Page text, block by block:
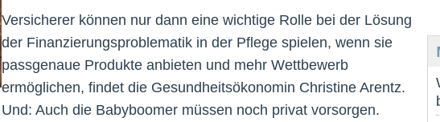
Versicherer können nur dann eine wichtige Rolle bei der Lösung
der Finanzierungsproblematik in der Pflege spielen, wenn sie
passgenaue Produkte anbieten und mehr Wettbewerb
ermöglichen, findet die Gesundheitsökonomin Christine Arentz.
Und: Auch die Babyboomer müssen noch privat vorsorgen.